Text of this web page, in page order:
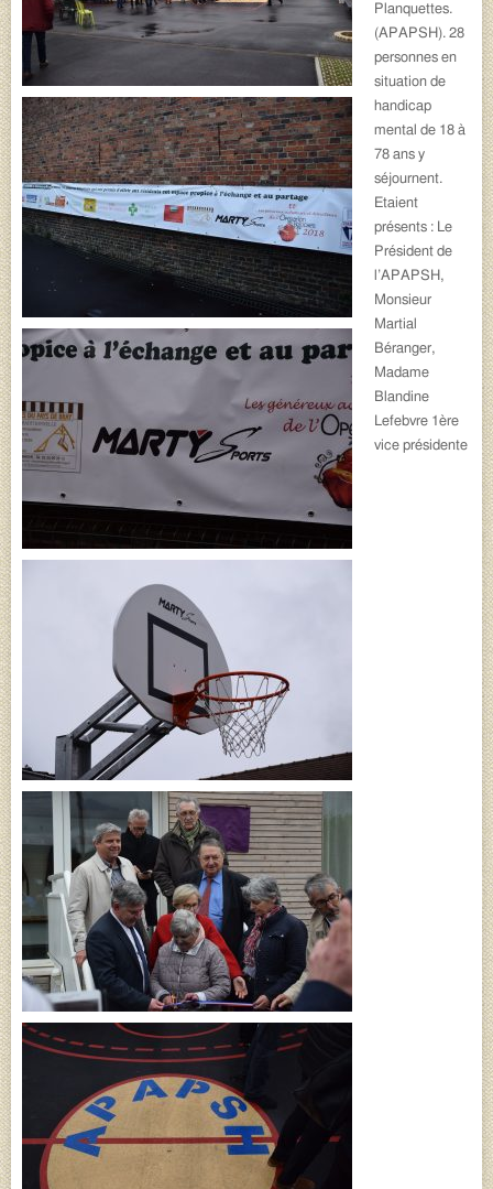
Planquettes.
(APAPSH). 28
personnes en
situation de
handicap
mental de 18 à
78 ans y
séjournent.
Etaient
présents : Le
Président de
l’APAPSH,
Monsieur
Martial
Béranger,
Madame
Blandine
Lefebvre 1ère
vice présidente